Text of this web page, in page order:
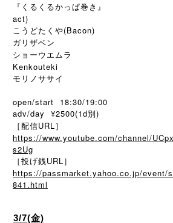
『くるくるかっぱ巻き』
act)
こうどたくや(Bacon)
ガリザベン
ショーウエムラ
Kenkouteki
モリノササイ
open/start 18:30/19:00
adv/day ¥2500(1d別)
［配信URL］
https://www.youtube.com/channel/
s2Ug
［投げ銭URL］
https://passmarket.yahoo.co.jp/event/
841.html
3/7(金)